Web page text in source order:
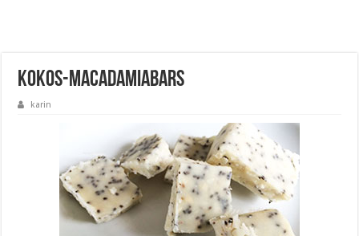
kokos-macadamiabars
karin